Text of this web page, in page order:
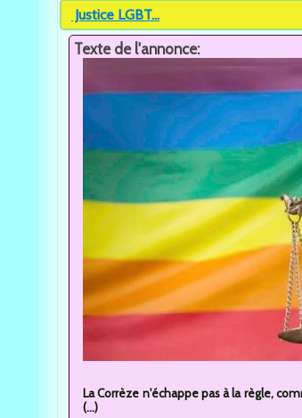
Justice LGBT...
Texte de l'annonce:
La Corrèze n'échappe pas à la règle,
(...)